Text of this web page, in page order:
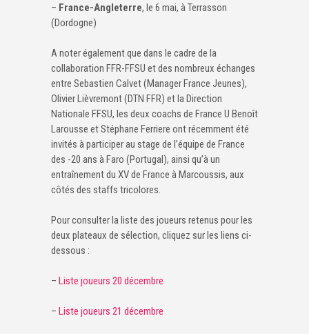
– France-Angleterre, le 6 mai, à Terrasson
(Dordogne)
A noter également que dans le cadre de la
collaboration FFR-FFSU et des nombreux échanges
entre Sebastien Calvet (Manager France Jeunes),
Olivier Lièvremont (DTN FFR) et la Direction
Nationale FFSU, les deux coachs de France U Benoît
Larousse et Stéphane Ferriere ont récemment été
invités à participer au stage de l’équipe de France
des -20 ans à Faro (Portugal), ainsi qu’à un
entraînement du XV de France à Marcoussis, aux
côtés des staffs tricolores.
Pour consulter la liste des joueurs retenus pour les
deux plateaux de sélection, cliquez sur les liens ci-
dessous :
– Liste joueurs 20 décembre
– Liste joueurs 21 décembre